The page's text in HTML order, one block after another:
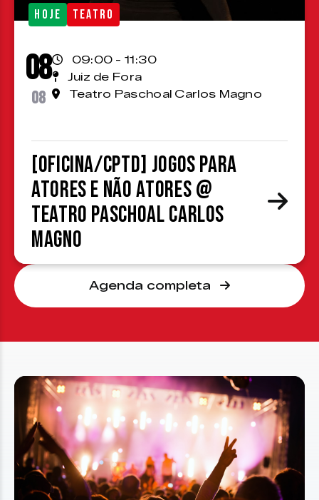
HOJE TEATRO
08
08
09:00 - 11:30
Juiz de Fora
Teatro Paschoal Carlos Magno
[OFICINA/CPTD] Jogos para
atores e não atores @
Teatro Paschoal Carlos
Magno
Agenda completa